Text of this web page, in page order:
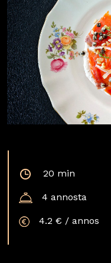
20 min
4 annosta
4.2 € / annos